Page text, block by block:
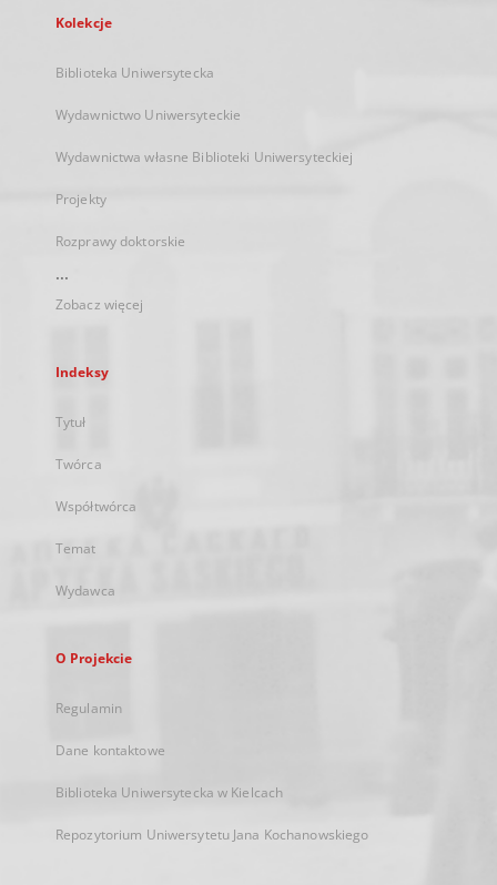
Kolekcje
Biblioteka Uniwersytecka
Wydawnictwo Uniwersyteckie
Wydawnictwa własne Biblioteki Uniwersyteckiej
Projekty
Rozprawy doktorskie
...
Zobacz więcej
Indeksy
Tytuł
Twórca
Współtwórca
Temat
Wydawca
O Projekcie
Regulamin
Dane kontaktowe
Biblioteka Uniwersytecka w Kielcach
Repozytorium Uniwersytetu Jana Kochanowskiego